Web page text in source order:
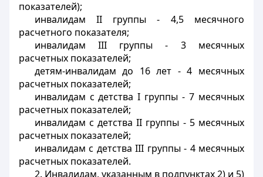
показателей);
инвалидам II группы - 4,5 месячного
расчетного показателя;
инвалидам III группы - 3 месячных
расчетных показателей;
детям-инвалидам до 16 лет - 4 месячных
расчетных показателей;
инвалидам с детства I группы - 7 месячных
расчетных показателей;
инвалидам с детства II группы - 5 месячных
расчетных показателей;
инвалидам с детства III группы - 4 месячных
расчетных показателей.
2. Инвалидам, указанным в подпунктах 2) и 5)